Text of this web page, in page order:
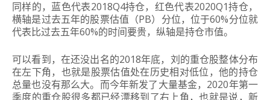
同样的，蓝色代表2018Q4持仓，红色代表2020Q1持仓，
横轴是过去五年的股票估值（PB）分位，位于60%分位就
代表比过去五年60%的时间要贵，纵轴是持仓市值。
可以看到，在还没出名的2018年底，刘的重仓股整体分布
在左下角，也就是股票估值处在历史相对低位，他的持仓
总量也没有那么大。而今年新发了大量基金，2020年第一
季度的重仓股很多都已经漂移到了右上角，也就是说，新